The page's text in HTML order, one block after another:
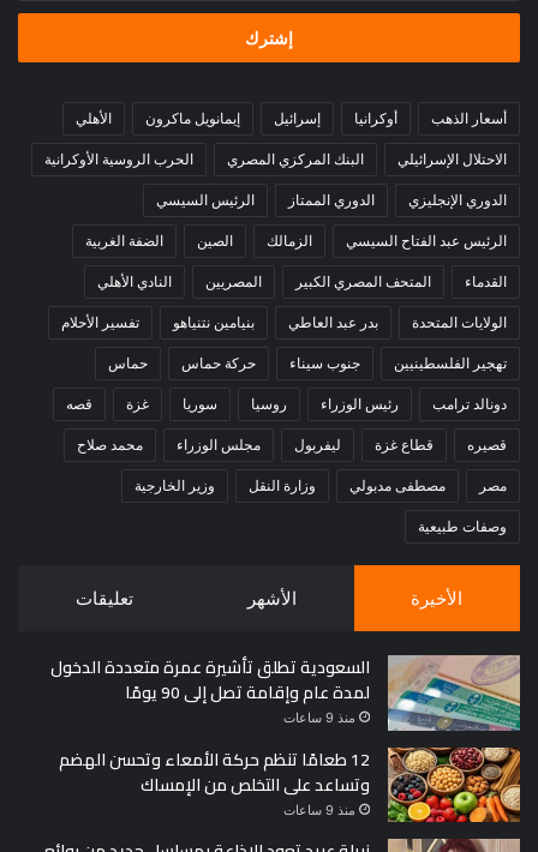
الإلكتروني
أسعار الذهب أوكرانيا إسرائيل إيمانويل ماكرون الأهلي
الاحتلال الإسرائيلي البنك المركزي المصري الحرب الروسية الأوكرانية
الدوري الإنجليزي الدوري الممتاز الرئيس السيسي
الرئيس عبد الفتاح السيسي الزمالك الصين الضفة الغربية
القدماء المتحف المصري الكبير المصريين النادي الأهلي
الولايات المتحدة بدر عبد العاطي بنيامين نتنياهو تفسير الأحلام
تهجير الفلسطينيين جنوب سيناء حركة حماس حماس
دونالد ترامب رئيس الوزراء روسيا سوريا غزة قصه
قصيره قطاع غزة ليفربول مجلس الوزراء محمد صلاح
مصر مصطفى مدبولي وزارة النقل وزير الخارجية
وصفات طبيعية
الأخيرة الأشهر تعليقات
السعودية تطلق تأشيرة عمرة متعددة الدخول
لمدة عام وإقامة تصل إلى 90 يومًا
منذ 9 ساعات
12 طعامًا تنظم حركة الأمعاء وتحسن الهضم
وتساعد على التخلص من الإمساك
منذ 9 ساعات